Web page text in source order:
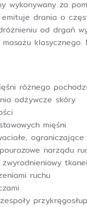
wykonywany za
emituje drania o
od drgań
różnego
odżywcze skóry
mięśni
narządu
ruchu